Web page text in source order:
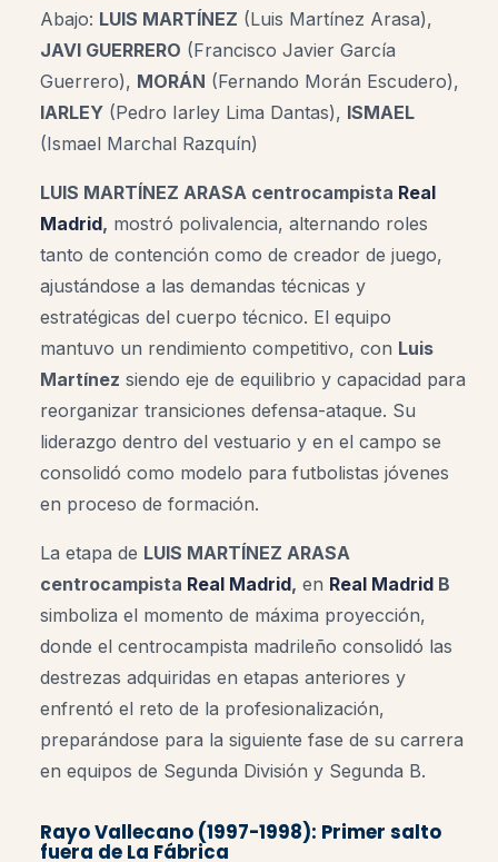
Abajo: LUIS MARTÍNEZ (Luis Martínez Arasa),
JAVI GUERRERO (Francisco Javier García
Guerrero), MORÁN (Fernando Morán Escudero),
IARLEY (Pedro Iarley Lima Dantas), ISMAEL
(Ismael Marchal Razquín)
LUIS MARTÍNEZ ARASA centrocampista Real
Madrid, mostró polivalencia, alternando roles
tanto de contención como de creador de juego,
ajustándose a las demandas técnicas y
estratégicas del cuerpo técnico. El equipo
mantuvo un rendimiento competitivo, con Luis
Martínez siendo eje de equilibrio y capacidad para
reorganizar transiciones defensa-ataque. Su
liderazgo dentro del vestuario y en el campo se
consolidó como modelo para futbolistas jóvenes
en proceso de formación.
La etapa de LUIS MARTÍNEZ ARASA
centrocampista Real Madrid, en Real Madrid B
simboliza el momento de máxima proyección,
donde el centrocampista madrileño consolidó las
destrezas adquiridas en etapas anteriores y
enfrentó el reto de la profesionalización,
preparándose para la siguiente fase de su carrera
en equipos de Segunda División y Segunda B.
Rayo Vallecano (1997-1998): Primer salto
fuera de La Fábrica